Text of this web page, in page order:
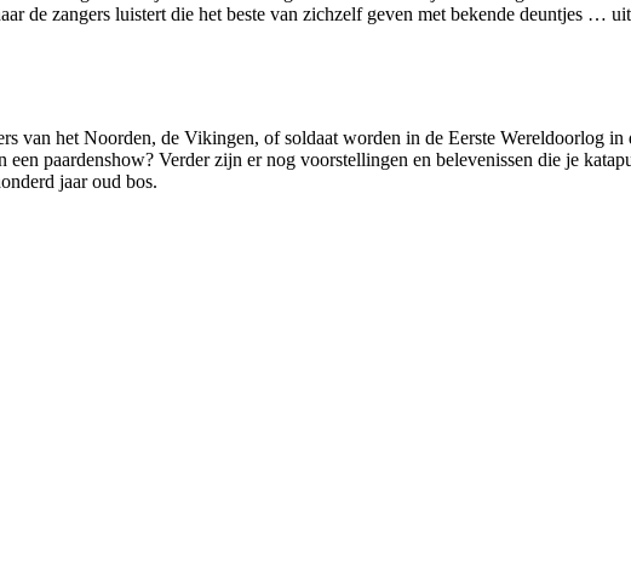
de zangers luistert die het beste van zichzelf geven met bekende deuntjes …
het Noorden, de Vikingen, of soldaat worden in de Eerste Wereldoorlog in
paardenshow? Verder zijn er nog voorstellingen en belevenissen die je
jaar oud bos.